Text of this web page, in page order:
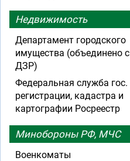
Недвижимость
Департамент городского
имущества (объединено с
ДЗР)
Федеральная служба гос.
регистрации, кадастра и
картографии Росреестр
Минобороны РФ, МЧС
Военкоматы